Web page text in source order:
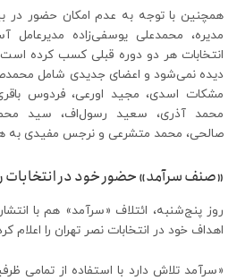
مدیره، محمدعلی یوسفی‌زاده
انتخابات هر دو دوره قبلی کسب کرده
دیده نمی‌شود و اعضای جدیدی شامل
مشکات اسدی، مجید اورعی، فردوس
محمد آذری، سعید رسول‌اف، سید
صالحی، محمد متشرعی و نرجس مفیدی به
«صنف سرآمد» حضور خود در انتخابات را
روز پنج‌شنبه، ائتلاف «سرآمد» هم با
اهداف خود در انتخابات نصر تهران را اعلام
«سرآمد تلاش دارد با استفاده از تمامی